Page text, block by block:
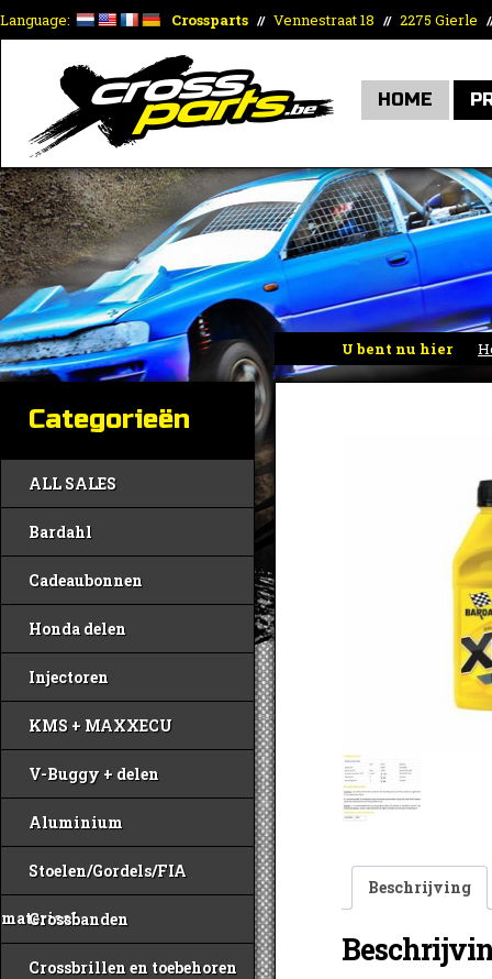
Language: Crossparts // Vennestraat 18 // 2275 Gierle
HOME
U bent nu hier
Categorieën
ALL SALES
Bardahl
Cadeaubonnen
Honda delen
Injectoren
KMS + MAXXECU
V-Buggy + delen
Aluminium
Stoelen/Gordels/FIA
materiaal
Crossbanden
Crossbrillen en toebehoren
Beschrijving